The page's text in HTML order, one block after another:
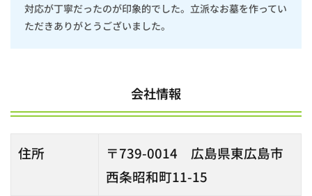
対応が丁寧だったのが印象的でした。立派なお墓を作ってい
ただきありがとうございました。
会社情報
住所
〒739-0014 広島県東広島市
西条昭和町11-15